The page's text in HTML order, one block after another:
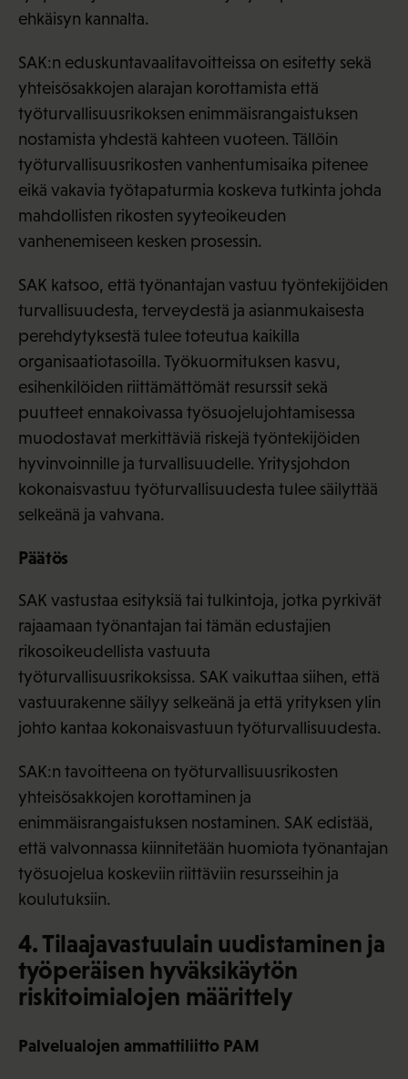
ehkäisyn kannalta.
SAK:n eduskuntavaalitavoitteissa on esitetty sekä
yhteisösakkojen alarajan korottamista että
työturvallisuusrikoksen enimmäisrangaistuksen
nostamista yhdestä kahteen vuoteen. Tällöin
työturvallisuusrikosten vanhentumisaika pitenee
eikä vakavia työtapaturmia koskeva tutkinta johda
mahdollisten rikosten syyteoikeuden
vanhenemiseen kesken prosessin.
SAK katsoo, että työnantajan vastuu työntekijöiden
turvallisuudesta, terveydestä ja asianmukaisesta
perehdytyksestä tulee toteutua kaikilla
organisaatiotasoilla. Työkuormituksen kasvu,
esihenkilöiden riittämättömät resurssit sekä
puutteet ennakoivassa työsuojelujohtamisessa
muodostavat merkittäviä riskejä työntekijöiden
hyvinvoinnille ja turvallisuudelle. Yritysjohdon
kokonaisvastuu työturvallisuudesta tulee säilyttää
selkeänä ja vahvana.
Päätös
SAK vastustaa esityksiä tai tulkintoja, jotka pyrkivät
rajaamaan työnantajan tai tämän edustajien
rikosoikeudellista vastuuta
työturvallisuusrikoksissa. SAK vaikuttaa siihen, että
vastuurakenne säilyy selkeänä ja että yrityksen ylin
johto kantaa kokonaisvastuun työturvallisuudesta.
SAK:n tavoitteena on työturvallisuusrikosten
yhteisösakkojen korottaminen ja
enimmäisrangaistuksen nostaminen. SAK edistää,
että valvonnassa kiinnitetään huomiota työnantajan
työsuojelua koskeviin riittäviin resursseihin ja
koulutuksiin.
4. Tilaajavastuulain uudistaminen ja
työperäisen hyväksikäytön
riskitoimialojen määrittely
Palvelualojen ammattiliitto PAM